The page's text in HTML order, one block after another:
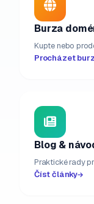
Burza
Kupte nebo
Procházet
Blog &
Praktické rady
Číst články